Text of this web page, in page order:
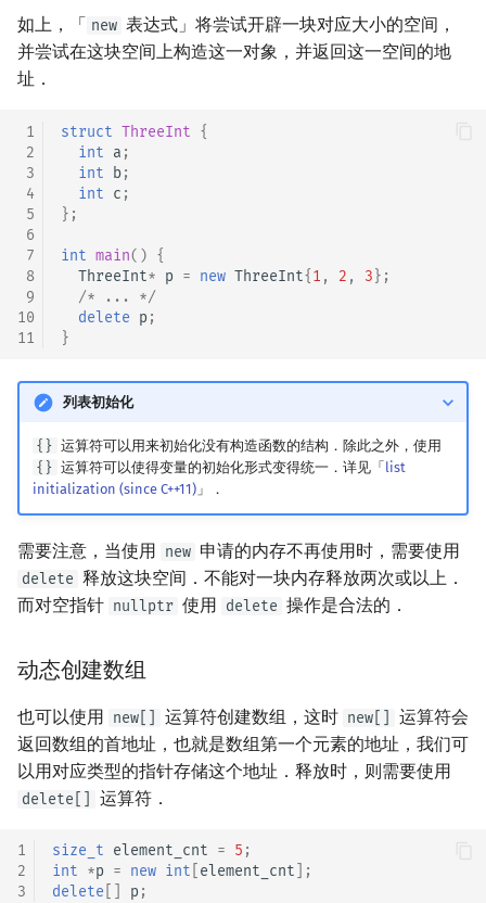
如上，「 new 表达式」将尝试开辟一块对应大小的空间，
并尝试在这块空间上构造这一对象，并返回这一空间的地
址．
1
2
3
4
5
6
7
8
9
10
11
struct ThreeInt {
int a ;
int
b;
int c ;
};
int main() {
ThreeInt* p = new ThreeInt{ 1 , 2 , 3 };
/* ... */
delete p ;
}
列表初始化
{} 运算符可以用来初始化没有构造函数的结构．除此之外，使用
{} 运算符可以使得变量的初始化形式变得统一．详见「 list
initialization (since C++11)」．
需要注意，当使用 new 申请的内存不再使用时，需要使用
delete 释放这块空间．不能对一块内存释放两次或以上．
而对空指针 nullptr 使用 delete 操作是合法的．
动态创建数组
也可以使用 new[] 运算符创建数组，这时 new[]
运算符会
返回数组的首地址，也就是数组第一个元素的地址，我们可
以用对应类型的指针存储这个地址．释放时，则需要使用
delete[] 运算符．
1
2
3
size_t element_cnt = 5 ;
int *p = new int element_cnt ];
delete
p ;